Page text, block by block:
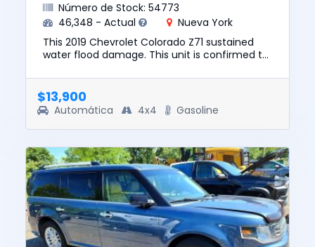
Número de Stock: 54773
46,348 - Actual
Nueva York
This 2019 Chevrolet Colorado Z71 sustained
water flood damage. This unit is confirmed to
vehicle was $27524...
$13,900
Automática 4x4 Gasoline